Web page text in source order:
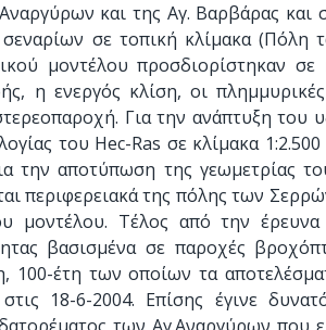
και της Αγ. Βαρβάρας και
σε τοπική κλίμακα (Πόλη
μοντέλου προσδιορίστηκαν σε
η ενεργός κλίση, οι
Για την ανάπτυξη του
του Hec-Ras σε κλίμακα
την αποτύπωση της γεωμετρίας
περιφερειακά της πόλης των
μοντέλου. Τέλος από την
βασισμένα σε παροχές
100-έτη των οποίων τα
18-6-2004. Επίσης έγινε